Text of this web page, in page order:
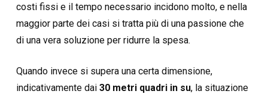
costi fissi e il tempo necessario incidono molto, e nella
maggior parte dei casi si tratta più di una passione che
di una vera soluzione per ridurre la spesa.
Quando invece si supera una certa dimensione,
indicativamente dai 30 metri quadri in su, la situazione